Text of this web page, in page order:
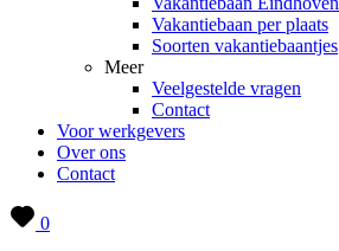
Vakantiebaan per plaats
Soorten vakantiebaantjes
Meer
Veelgestelde vragen
Contact
Voor werkgevers
Over ons
Contact
0